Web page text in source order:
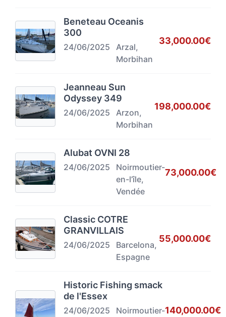
Beneteau Oceanis
300
24/06/2025
Arzal,
Morbihan
33,000.00€
Jeanneau Sun
Odyssey 349
24/06/2025
Arzon,
Morbihan
198,000.00€
Alubat OVNI 28
24/06/2025
Noirmoutier-
en-l’île,
Vendée
73,000.00€
Classic COTRE
GRANVILLAIS
24/06/2025
Barcelona,
Espagne
55,000.00€
Historic Fishing smack
de l'Essex
24/06/2025
Noirmoutier-140,000.00€